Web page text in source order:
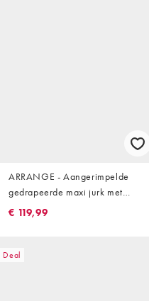
ARRANGE - Aangerimpelde
gedrapeerde maxi jurk met
ingenomen taille in rood
€ 119,99
Deal